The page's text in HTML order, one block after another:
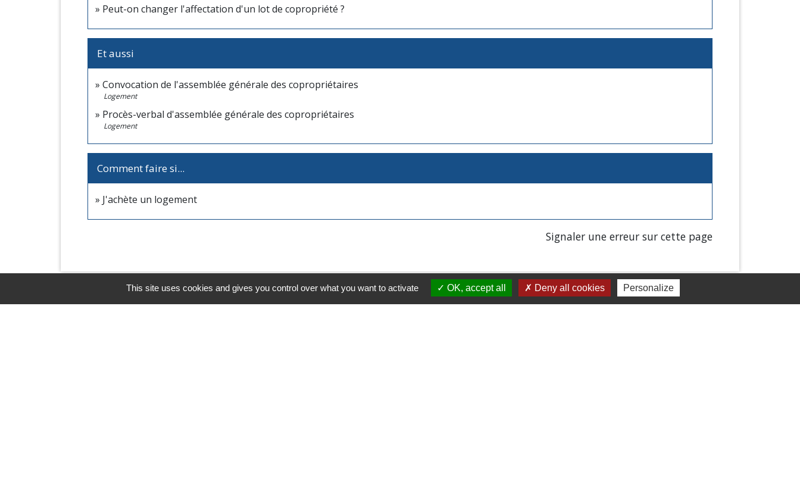
Peut-on changer l'affectation d'un lot de copropriété ?
Et aussi
Convocation de l'assemblée générale des copropriétaires
Logement
Procès-verbal d'assemblée générale des copropriétaires
Logement
Comment faire si...
J'achète un logement
Signaler une erreur sur cette page
This site uses cookies and gives you control over what you want to activate OK, accept all Deny all cookies Personalize